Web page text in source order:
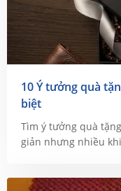
10 Ý tưởng quà
biệt
Tìm ý tưởng quà
giản nhưng nhiều